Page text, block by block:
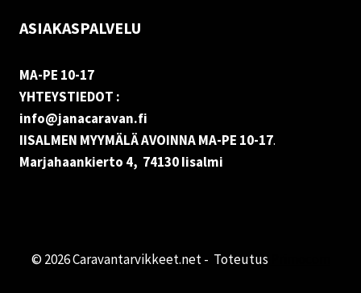
ASIAKASPALVELU
MA-PE 10-17
YHTEYSTIEDOT :
info@janacaravan.fi
IISALMEN MYYMÄLÄ AVOINNA MA-PE 10-17.
Marjahaankierto 4, 74130 Iisalmi
© 2026 Caravantarvikkeet.net - Toteutus